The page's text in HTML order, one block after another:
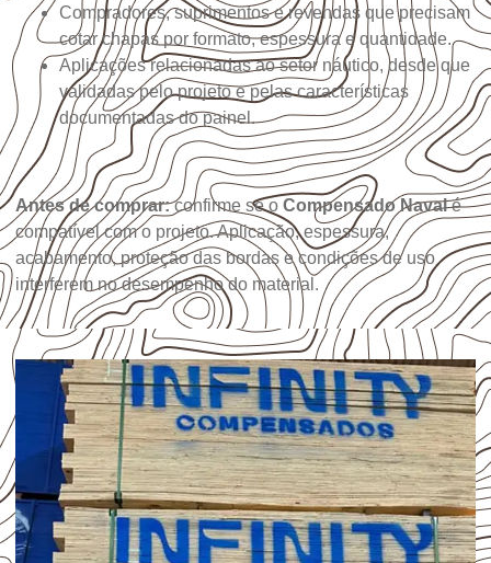
Compradores, suprimentos e revendas que precisam
cotar chapas por formato, espessura e quantidade.
Aplicações relacionadas ao setor náutico, desde que
validadas pelo projeto e pelas características
documentadas do painel.
Antes de comprar:confirme se o Compensado Navalé
compatível com o projeto. Aplicação, espessura,
acabamento, proteção das bordas e condições de uso
interferem no desempenho do material.